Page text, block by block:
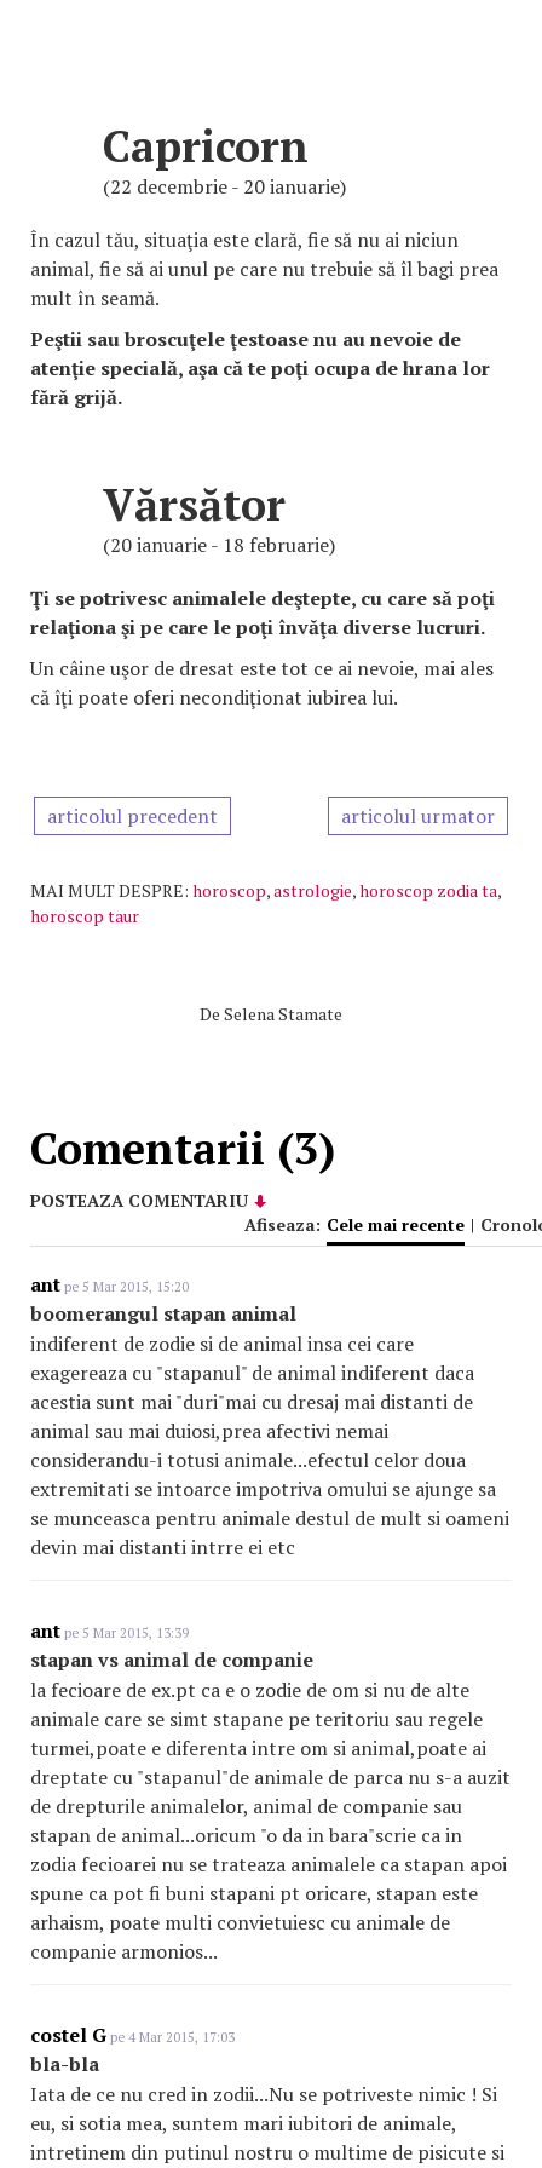
Capricorn
(22 decembrie - 20 ianuarie)
În cazul tău, situaţia este clară, fie să nu ai niciun
animal, fie să ai unul pe care nu trebuie să îl bagi prea
mult în seamă.
Peştii sau broscuţele ţestoase nu au nevoie de
atenţie specială, aşa că te poţi ocupa de hrana lor
fără grijă.
Vărsător
(20 ianuarie - 18 februarie)
Ţi se potrivesc animalele deştepte, cu care să poţi
relaţiona şi pe care le poţi învăţa diverse lucruri.
Un câine uşor de dresat este tot ce ai nevoie, mai ales
că îţi poate oferi necondiţionat iubirea lui.
articolul precedent articolul urmator
MAI MULT DESPRE: horoscop,astrologie,horoscop zodia ta,
horoscop taur
De Selena Stamate
Comentarii (3)
POSTEAZA COMENTARIU
Afiseaza: Cele mai recente |
ant pe 5 Mar 2015, 15:20
boomerangul stapan animal
indiferent de zodie si de animal insa cei care
exagereaza cu "stapanul" de animal indiferent daca
acestia sunt mai "duri"mai cu dresaj mai distanti de
animal sau mai duiosi,prea afectivi nemai
considerandu-i totusi animale...efectul celor doua
extremitati se intoarce impotriva omului se ajunge sa
se munceasca pentru animale destul de mult si oameni
devin mai distanti intrre ei etc
ant pe 5 Mar 2015, 13:39
stapan vs animal de companie
la fecioare de ex.pt ca e o zodie de om si nu de alte
animale care se simt stapane pe teritoriu sau regele
turmei,poate e diferenta intre om si animal,poate ai
dreptate cu "stapanul"de animale de parca nu s-a auzit
de drepturile animalelor, animal de companie sau
stapan de animal...oricum "o da in bara"scrie ca in
zodia fecioarei nu se trateaza animalele ca stapan apoi
spune ca pot fi buni stapani pt oricare, stapan este
arhaism, poate multi convietuiesc cu animale de
companie armonios...
costel G pe 4 Mar 2015, 17:03
bla-bla
Iata de ce nu cred in zodii...Nu se potriveste nimic ! Si
eu, si sotia mea, suntem mari iubitori de animale,
intretinem din putinul nostru o multime de pisicute si